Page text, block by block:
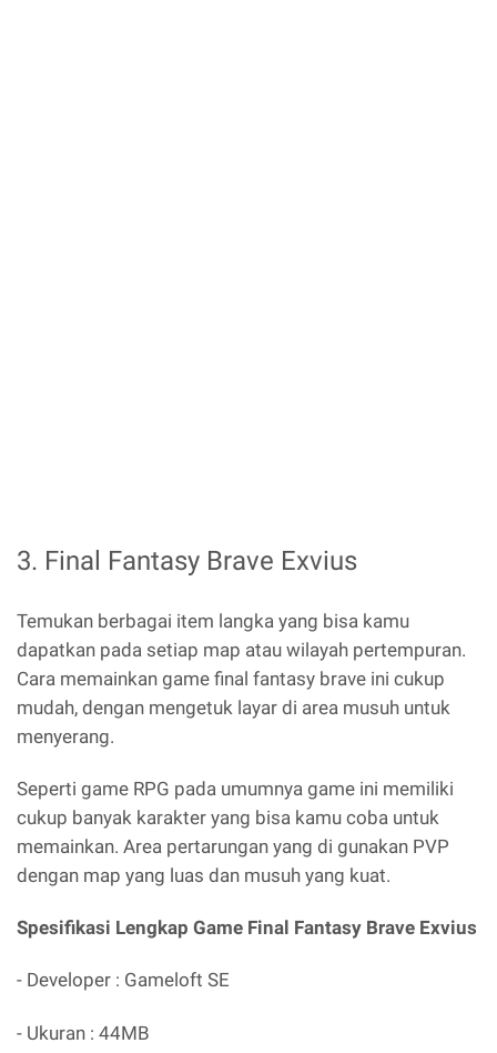
3. Final Fantasy Brave Exvius
Temukan berbagai item langka yang bisa kamu
dapatkan pada setiap map atau wilayah pertempuran.
Cara memainkan game final fantasy brave ini cukup
mudah, dengan mengetuk layar di area musuh untuk
menyerang.
Seperti game RPG pada umumnya game ini memiliki
cukup banyak karakter yang bisa kamu coba untuk
memainkan. Area pertarungan yang di gunakan PVP
dengan map yang luas dan musuh yang kuat.
Spesifikasi Lengkap Game Final Fantasy Brave Exvius
- Developer : Gameloft SE
- Ukuran : 44MB